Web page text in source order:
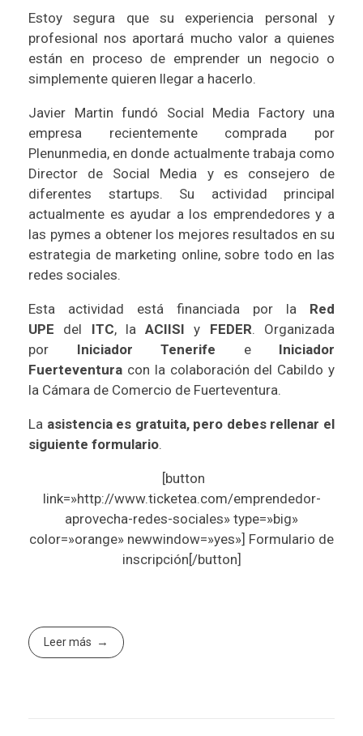
Estoy segura que su experiencia personal y
profesional nos aportará mucho valor a quienes
están en proceso de emprender un negocio o
simplemente quieren llegar a hacerlo.
Javier Martin fundó Social Media Factoryuna
empresa recientemente comprada por
Plenunmedia, en donde actualmente trabaja como
Director de Social Media y es consejero de
diferentes startups. Su actividad principal
actualmente es ayudar a los emprendedores y a
las pymes a obtener los mejores resultados en su
estrategia de marketing online, sobre todo en las
redes sociales.
Esta actividad está financiada por la Red
UPE del ITC, laACIISI y FEDER. Organizada
por Iniciador Tenerife e Iniciador
Fuerteventura con la colaboración del Cabildo y
la Cámara de Comercio de Fuerteventura.
La asistencia es gratuita, pero debes rellenar el
siguiente formulario.
[button
link=»http://www.ticketea.com/emprendedor-
aprovecha-redes-sociales» type=»big»
color=»orange» newwindow=»yes»] Formulario de
inscripción[/button]
Leer más